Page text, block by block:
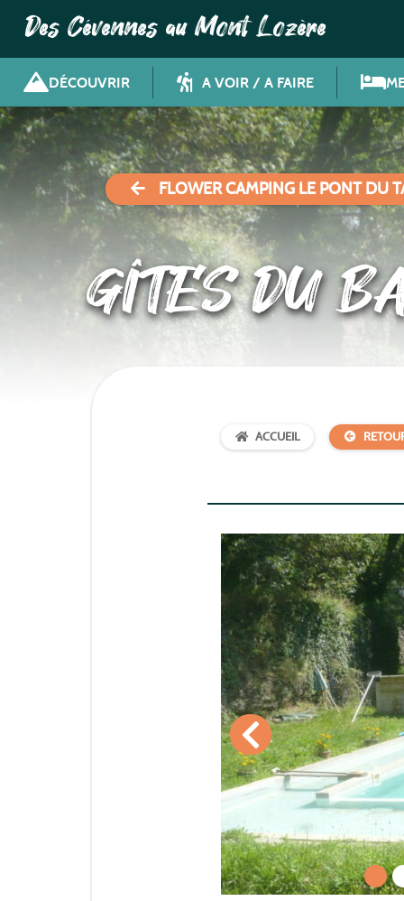
Des Cévennes au Mont Lozère
DÉCOUVRIR A VOIR / A FAIRE
FLOWER CAMPING LE PONT DU
GÎTES DU
ACCUEIL